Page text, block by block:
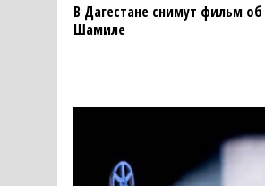
В Дагестане снимут фильм
Шамиле